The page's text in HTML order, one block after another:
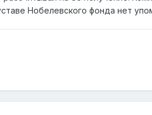
Нобелевского фонда нет